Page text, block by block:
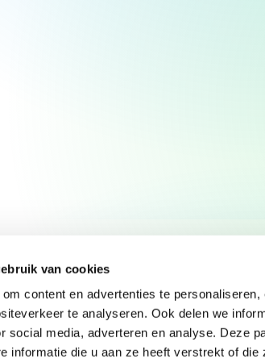
van cookies
content en advertenties te
te analyseren. Ook delen we
social media, adverteren en analyse. Deze
informatie die u aan ze heeft verstrekt of